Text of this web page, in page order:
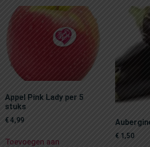
Appel Pink Lady per 5
stuks
€ 4,99
Toevoegen aan
€ 1,50